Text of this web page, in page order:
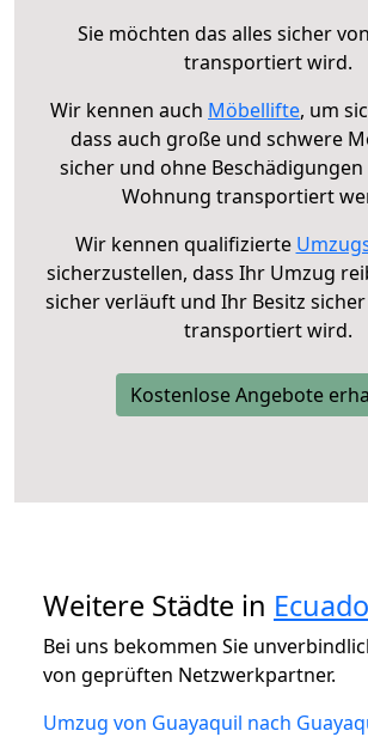
Sie möchten das alles sicher
transportiert wird.
Wir kennen auch Möbellifte, um
dass auch große und schwere
sicher und ohne
Wohnung transportiert
Wir kennen qualifizierte
sicherzustellen, dass Ihr Umzug
sicher verläuft und Ihr Besitz
transportiert wird.
Kostenlose Angebote
Weitere Städte in
Bei uns bekommen Sie
von geprüften Netzwerkpartner.
Umzug von Guayaquil nach